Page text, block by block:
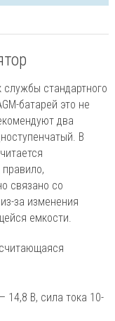
стандартного
батарей это не
два
В
правило,
связано со
за изменения
емкости.
14,8 В, сила тока 10-